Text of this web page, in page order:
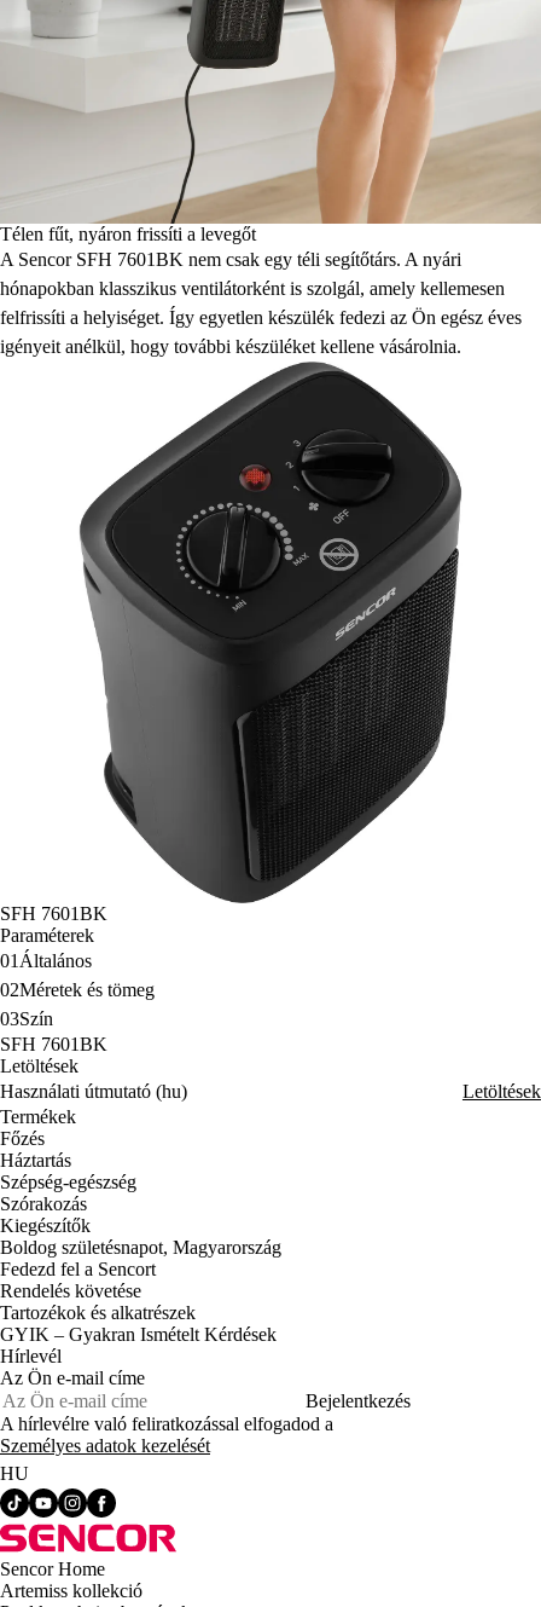
Télen fűt, nyáron frissíti a levegőt
A Sencor SFH 7601BK nem csak egy téli segítőtárs. A nyári
hónapokban klasszikus ventilátorként is szolgál, amely kellemesen
felfrissíti a helyiséget. Így egyetlen készülék fedezi az Ön egész éves
igényeit anélkül, hogy további készüléket kellene vásárolnia.
SFH 7601BK
Paraméterek
01 Általános
02Méretek és tömeg
03Szín
SFH 7601BK
Letöltések
Használati útmutató (hu)
Letöltések
Termékek
Főzés
Háztartás
Szépség-egészség
Szórakozás
Kiegészítők
Boldog születésnapot, Magyarország
Fedezd fel a Sencort
Rendelés követése
Tartozékok és alkatrészek
GYIK – Gyakran Ismételt Kérdések
Hírlevél
Az Ön e-mail címe
Bejelentkezés
A hírlevélre való feliratkozással elfogadod a
Személyes adatok kezelését
HU
Sencor Home
Artemiss kollekció